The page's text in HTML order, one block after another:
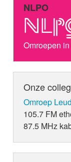
NLPO
Omroepen
Onze
Omroep
105.7 FM
87.5 MHz